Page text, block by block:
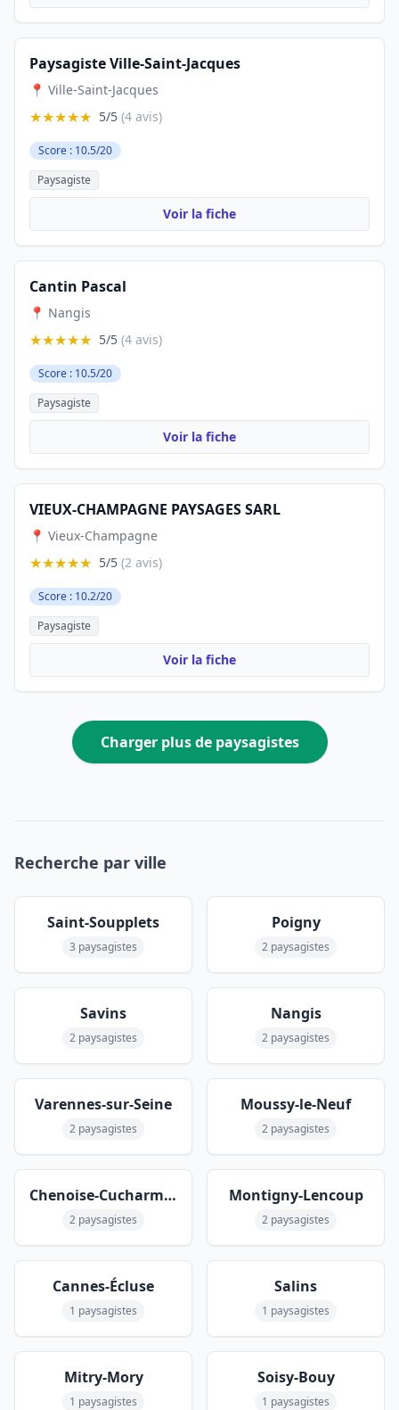
Paysagiste Ville-Saint-Jacques
📍 Ville-Saint-Jacques
★★★★★ 5/5 (4 avis)
Score : 10.5/20
Paysagiste
Voir la fiche
Cantin Pascal
📍 Nangis
★★★★★ 5/5 (4 avis)
Score : 10.5/20
Paysagiste
Voir la fiche
VIEUX-CHAMPAGNE PAYSAGES SARL
📍 Vieux-Champagne
★★★★★ 5/5 (2 avis)
Score : 10.2/20
Paysagiste
Voir la fiche
Charger plus de paysagistes
Recherche par ville
Saint-Soupplets
3 paysagistes
Poigny
2 paysagistes
Savins
2 paysagistes
Nangis
2 paysagistes
Varennes-sur-Seine
2 paysagistes
Moussy-le-Neuf
2 paysagistes
Chenoise-Cucharmoy
2 paysagistes
Montigny-Lencoup
2 paysagistes
Cannes-Écluse
1 paysagistes
Salins
1 paysagistes
Mitry-Mory
1 paysagistes
Soisy-Bouy
1 paysagistes